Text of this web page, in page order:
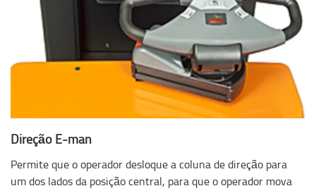
Direção E-man
Permite que o operador desloque a coluna de direção para
um dos lados da posição central, para que o operador mova